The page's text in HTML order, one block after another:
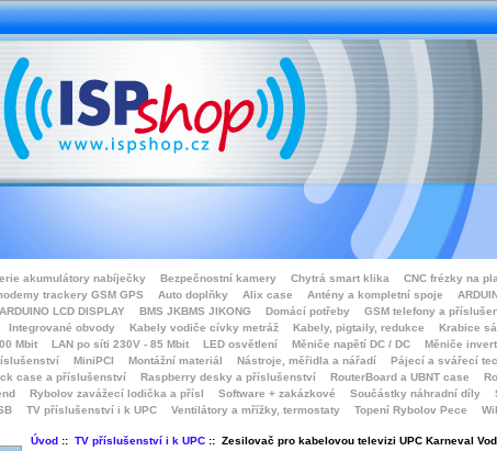
akumulátory nabíječky Bezpečnostní kamery Chytrá smart klika CNC frézky na
trackery GSM GPS Auto doplňky Alix case Antény a kompletní spoje
ARDUINO LCD DISPLAY BMS JKBMS JIKONG Domácí potřeby GSM telefony a
Integrované obvody Kabely vodiče cívky metráž Kabely, pigtaily, redukce Krabice
Mbit LAN po síti 230V - 85 Mbit LED osvětlení Měniče napětí DC / DC Měniče
MiniPCI Montážní materiál Nástroje, měřidla a nářadí Pájecí a svářecí
case a příslušenství Raspberry desky a příslušenství RouterBoard a UBNT case
Rybolov zavážecí lodička a přísl Software + zakázkové Součástky náhradní díly
TV příslušenství i k UPC Ventilátory a mřížky, termostaty Topení Rybolov Pece
Úvod:: TV příslušenství i k UPC:: Zesilovač pro kabelovou televizi UPC Karneval